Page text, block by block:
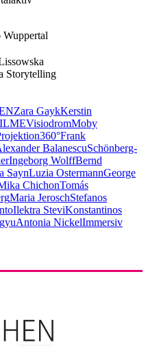
Storytelling
Zara GaykKerstin
VisiodromMoby
360°Frank
BalanescuSchönberg-
Ingeborg WolffBernd
SaynLuzia OstermannGeorge
ChichonTomás
Maria JeroschStefanos
Ilektra SteviKonstantinos
Antonia NickelImmersiv